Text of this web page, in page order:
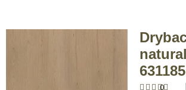
0